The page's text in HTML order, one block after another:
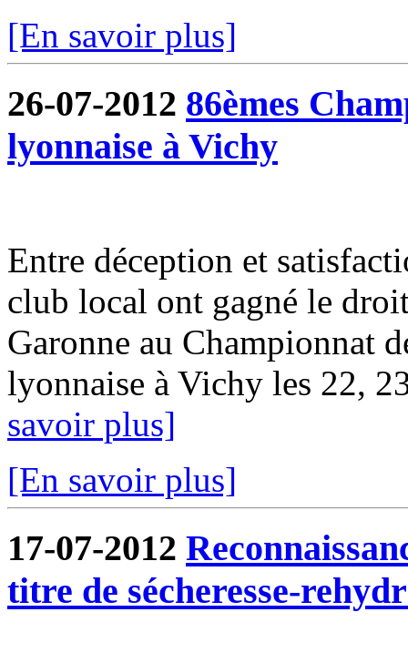
[En savoir plus]
26-07-2012 86èmes
lyonnaise à Vichy
Entre déception et
club local ont gagné le
Garonne au Championnat
lyonnaise à Vichy les 22,
savoir plus]
[En savoir plus]
17-07-2012
titre de sécheresse-